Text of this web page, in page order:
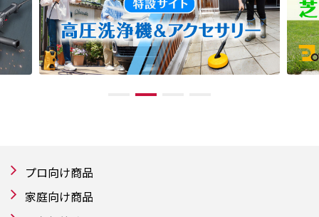
プロ向け商品
家庭向け商品